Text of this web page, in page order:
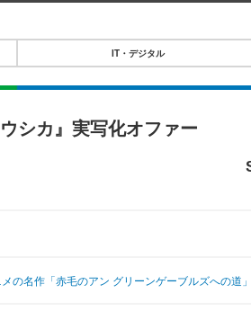
IT・デジタルTOP
音楽
ペット
IT・デジタル
シカ』実写化オファー
の名作「赤毛のアン グリーンゲーブルズへの道